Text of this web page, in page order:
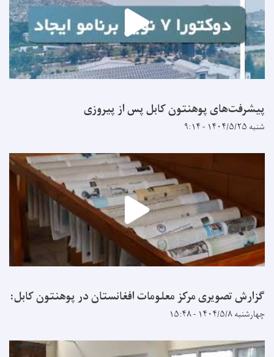
پیشرفت‌های پوهنتون کابل پس از پیروزی
شنبه ۱۴۰۴/۵/۲۵ - ۹:۱۴
گزارش تصویری مرکز معلومات افغانستان در پوهنتون کابل:
چهارشنبه ۱۴۰۴/۵/۸ - ۱۵:۴۸